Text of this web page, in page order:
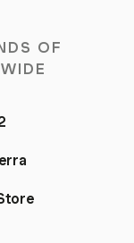
OF